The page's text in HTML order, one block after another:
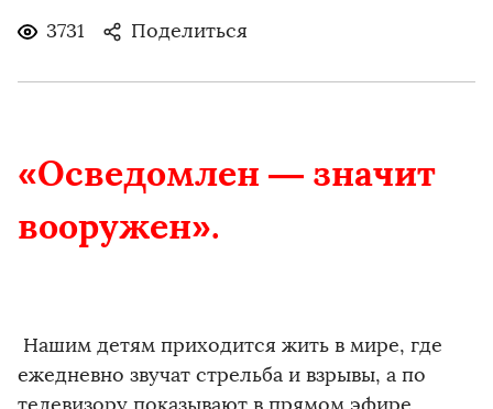
3731 Поделиться
«Осведомлен — значит
вооружен».
Нашим детям приходится жить в мире, где
ежедневно звучат стрельба и взрывы, а по